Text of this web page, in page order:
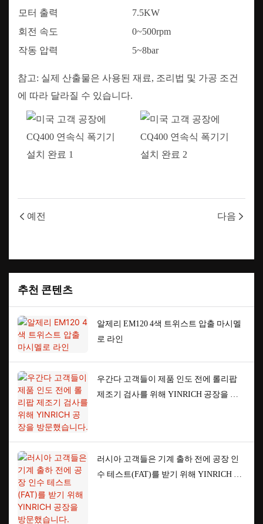
모터 출력
7.5KW
회전 속도
0~500rpm
작동 압력
5~8bar
참고: 실제 산출물은 사용된 재료, 조리법 및 가공 조건
에 따라 달라질 수 있습니다.
예전 다음
추천 콘텐츠
알제리 EM120 4색 트위스트 압출 마시멜
로 라인
우간다 고객들이 제품 인도 전에 롤리팝
제조기 검사를 위해 YINRICH 공장을 방
러시아 고객들은 기계 출하 전에 공장 인
수 테스트(FAT)를 받기 위해 YINRICH 공